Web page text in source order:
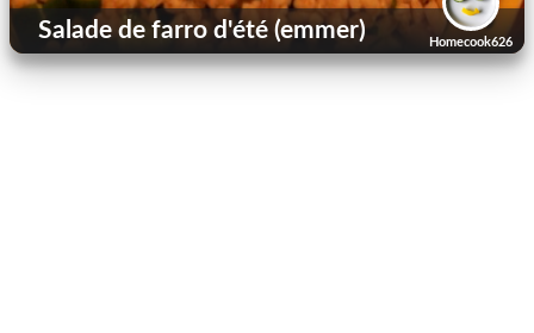
Homecook626
Salade de farro d'été (emmer)